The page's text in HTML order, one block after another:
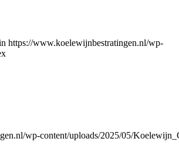
https://www.koelewijnbestratingen.nl/wp-
wp-content/uploads/2025/05/